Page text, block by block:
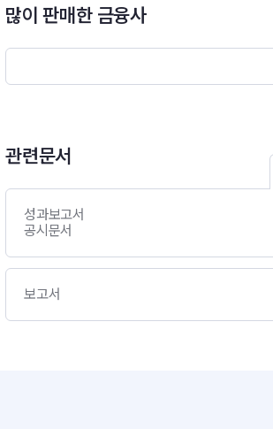
주식 부문에서는 매출성장율이나 EPS 성장률
대되는 기업 등 중에서 종목을 선택하여 포트
획입니다.√ 일체의 자산배분을 배제하고 철
채 위주로 투자하며 신용평가등급 A(-)이상
많이 판매한 금융사
관련문서
성과보고서
공시문서
보고서